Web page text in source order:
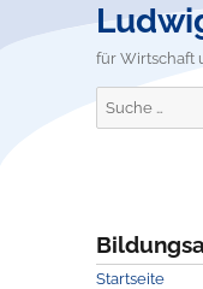
für Wirtschaft
Suche
nach:
Startseite